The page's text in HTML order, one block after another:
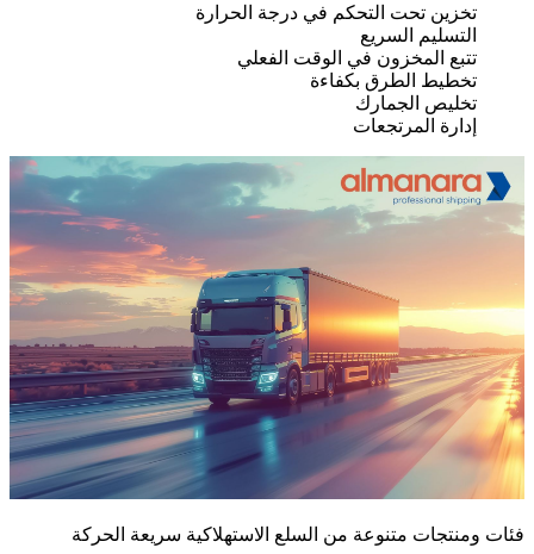
تخزين تحت التحكم في درجة الحرارة
التسليم السريع
تتبع المخزون في الوقت الفعلي
تخطيط الطرق بكفاءة
تخليص الجمارك
إدارة المرتجعات
فئات ومنتجات متنوعة من السلع الاستهلاكية سريعة الحركة